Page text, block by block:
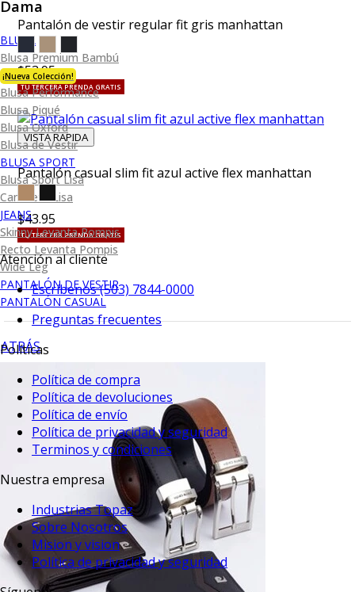
Dama
BLUSA
Blusa Premium Bambú
¡Nueva Colección!
Blusa Performance
Blusa Piqué
Blusa Oxford
Blusa de Vestir
BLUSA SPORT
Blusa Sport Lisa
Camiseta Lisa
JEANS
Skinny Levanta Pompis
Recto Levanta Pompis
Wide Leg
PANTALÓN DE VESTIR
PANTALÓN CASUAL
ATRÁS
Pantalón de vestir regular fit gris manhattan
$53.95
TU TERCERA PRENDA GRATIS
VISTA RAPIDA
Pantalón casual slim fit azul active flex manhattan
$43.95
TU TERCERA PRENDA GRATIS
Atención al cliente
Escríbenos (503) 7844-0000
Preguntas frecuentes
Políticas
Política de compra
Política de devoluciones
Política de envío
Política de privacidad y seguridad
Terminos y condiciones
Nuestra empresa
Industrias Topaz
Sobre Nosotros
Mision y vision
Política de privacidad y seguridad